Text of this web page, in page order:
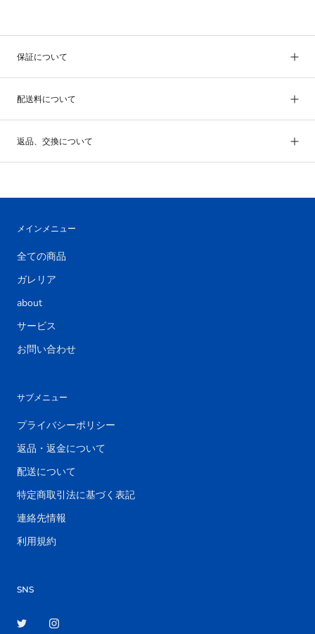
保証について
配送料について
返品、交換について
メインメニュー
全ての商品
ガレリア
about
サービス
お問い合わせ
サブメニュー
プライバシーポリシー
返品・返金について
配送について
特定商取引法に基づく表記
連絡先情報
利用規約
SNS